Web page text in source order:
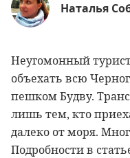
Наталья
Неугомонный
объехать всю
пешком Будву.
лишь тем, кто
далеко от моря.
Подробности в